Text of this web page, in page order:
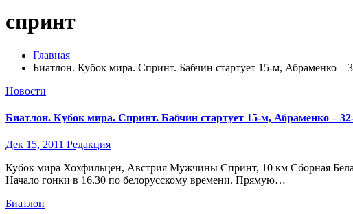
спринт
Главная
Биатлон. Кубок мира. Спринт. Бабчин стартует 15-м, Абраменко
Новости
Биатлон. Кубок мира. Спринт. Бабчин стартует 15-м, Абраменко –
Дек 15, 2011 Редакция
Кубок мира Хохфильцен, Австрия Мужчины Спринт, 10 км Сборная
Начало гонки в 16.30 по белорусскому времени. Прямую…
Биатлон